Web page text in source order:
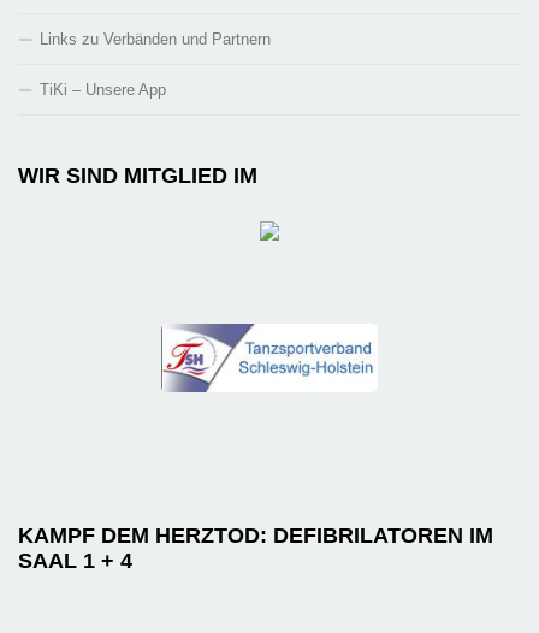
Links zu Verbänden und Partnern
TiKi – Unsere App
WIR SIND MITGLIED IM
KAMPF DEM HERZTOD: DEFIBRILATOREN IM
SAAL 1 + 4